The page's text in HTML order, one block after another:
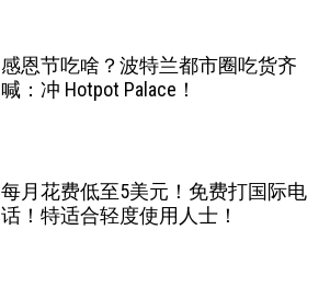
感恩节吃啥？波特兰都市圈吃货齐
喊：冲 Hotpot Palace！
每月花费低至5美元！免费打国际电
话！特适合轻度使用人士！